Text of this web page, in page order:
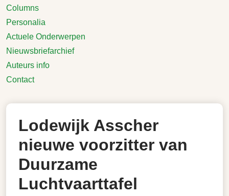
Columns
Personalia
Actuele Onderwerpen
Nieuwsbriefarchief
Auteurs info
Contact
Lodewijk Asscher
nieuwe voorzitter van
Duurzame
Luchtvaarttafel